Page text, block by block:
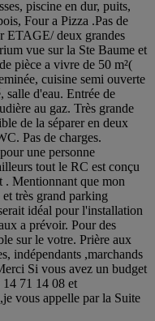
piscine en dur, puits,
Four a Pizza .Pas de
ETAGE/ deux grandes
vue sur la Ste Baume et
pièce a vivre de 50 m²(
cuisine semi ouverte
salle d'eau. Entrée de
au gaz. Très grande
de la séparer en deux
Pas de charges.
une personne
tout le RC est conçu
. Mentionnant que mon
très grand parking
idéal pour l'installation
a prévoir. Pour des
sur le votre. Prière aux
indépendants ,marchands
Si vous avez un budget
71 14 08 et
vous appelle par la Suite